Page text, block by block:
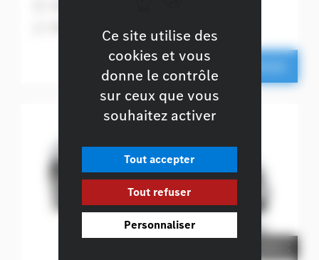
Noir cosmos métalliséCe site utilise des
cookies et vous
donne le contrôle
sur ceux que vous
souhaitez activer
Tout accepter
Tout refuser
Personnaliser